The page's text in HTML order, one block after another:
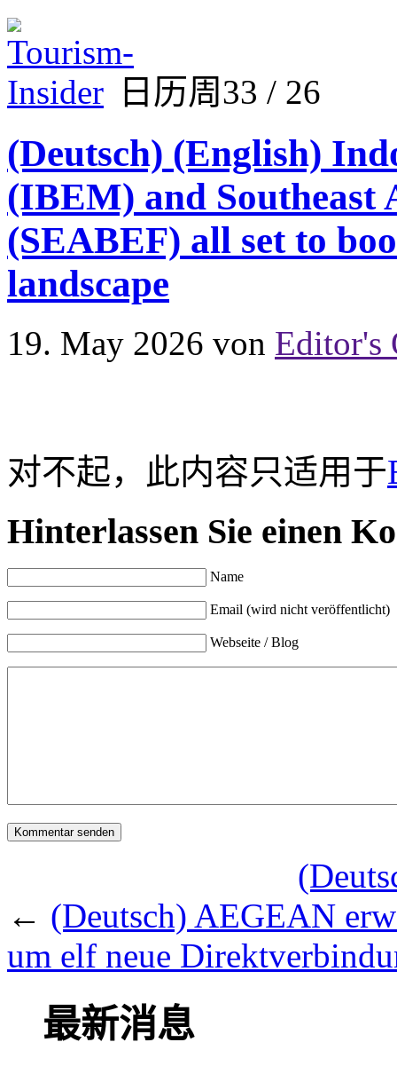
日历周33 / 26
(Deutsch) (English)
(IBEM) and Southeast
(SEABEF) all set to
landscape
19. May 2026 von Editor's
对不起，此内容只适用于
Hinterlassen Sie einen
Name
Email (wird nicht veröffentlicht)
Webseite / Blog
← (Deutsch) AEGEAN
um elf neue
最新消息